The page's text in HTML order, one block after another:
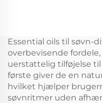
Machine
Essential oils til søvn-
overbevisende
uerstattelig tilføjelse
første giver de en
hvilket hjælper
søvnritmer uden